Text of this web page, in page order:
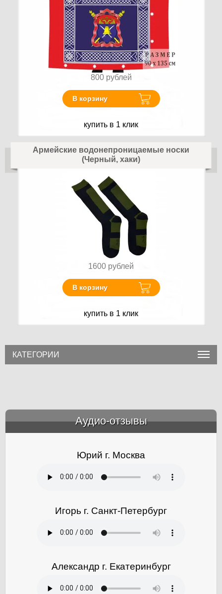
800 рублей
В корзину
купить в 1 клик
Армейские водонепроницаемые носки
(Черный, хаки)
1600 рублей
В корзину
купить в 1 клик
КАТЕГОРИИ
Аудио-отзывы
Юрий г. Москва
Игорь г. Санкт-Петербург
Александр г. Екатеринбург